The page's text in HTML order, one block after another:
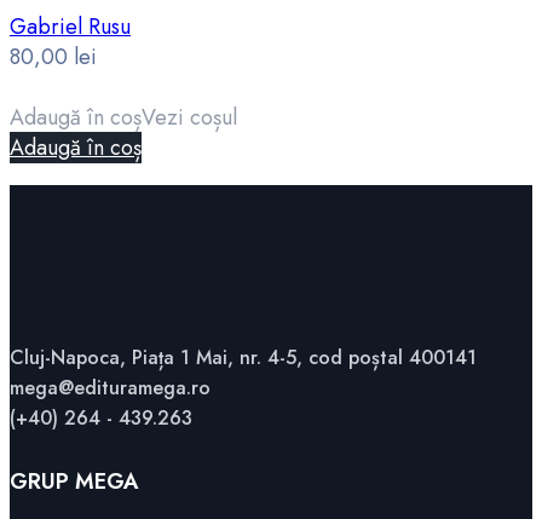
Gabriel Rusu
80,00 lei
Adaugă în coșVezi coșul
Adaugă în coș
Cluj-Napoca, Piața 1 Mai, nr. 4-5, cod poștal 400141
mega@edituramega.ro
(+40) 264 - 439.263
GRUP MEGA